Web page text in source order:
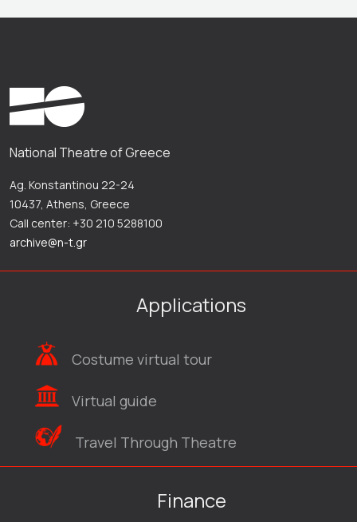
National Theatre of Greece
Ag. Konstantinou 22-24
10437, Athens, Greece
Call center: +30 210 5288100
archive@n-t.gr
Applications
Costume virtual tour
Virtual guide
Travel Through Theatre
Finance